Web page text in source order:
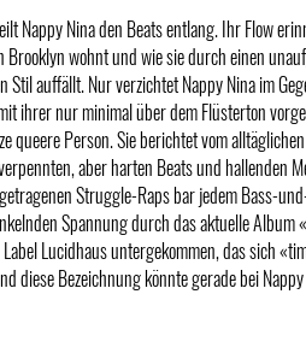
Nappy Nina den Beats entlang. Ihr Flow
Brooklyn wohnt und wie sie durch einen
auffällt. Nur verzichtet Nappy Nina im
ihrer nur minimal über dem Flüsterton
queere Person. Sie berichtet vom
aber harten Beats und hallenden
Struggle-Raps bar jedem Bass-
Spannung durch das aktuelle Album
Lucidhaus untergekommen, das sich
diese Bezeichnung könnte gerade bei